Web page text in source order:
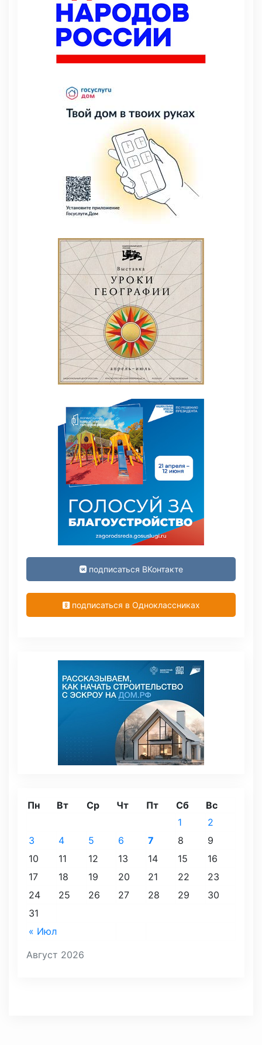
подписаться ВКонтакте
подписаться в Одноклассниках
Август 2026
Пн Вт Ср Чт Пт Сб Вс
« Июл
1
2
3
4 5 6 7 8
9
10
11 12 13 14 15
16
17
18 19 20 21 22
23
24
25 26 27 28 29
30
31